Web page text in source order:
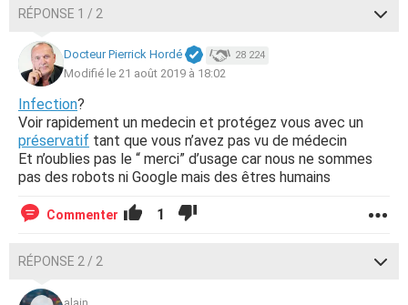
RÉPONSE 1 / 2
Docteur Pierrick Hordé 28 224
Modifié le 21 août 2019 à 18:02
Infection?
Voir rapidement un medecin et protégez vous avec un
préservatif tant que vous n’avez pas vu de médecin
Et n’oublies pas le “ merci” d’usage car nous ne sommes
pas des robots ni Google mais des êtres humains
Commenter 1
RÉPONSE 2 / 2